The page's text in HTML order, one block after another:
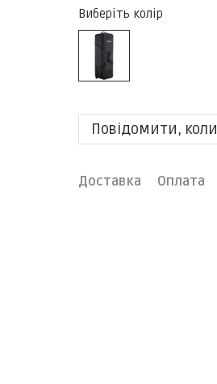
Виберіть колір
Повідомити,
Доставка Оплата